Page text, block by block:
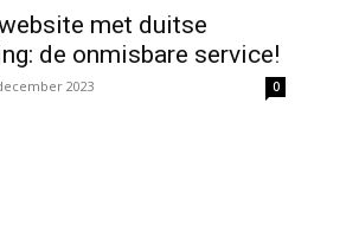
met duitse
de onmisbare service!
2023 0